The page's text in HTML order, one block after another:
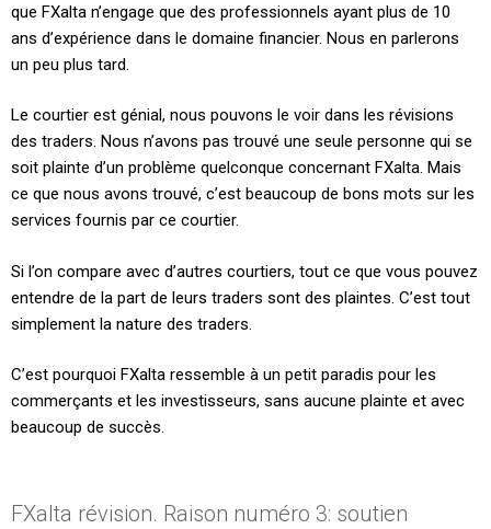
que FXalta n’engage que des professionnels ayant plus de 10
ans d’expérience dans le domaine financier. Nous en parlerons
un peu plus tard.
Le courtier est génial, nous pouvons le voir dans les révisions
des traders. Nous n’avons pas trouvé une seule personne qui se
soit plainte d’un problème quelconque concernant FXalta. Mais
ce que nous avons trouvé, c’est beaucoup de bons mots sur les
services fournis par ce courtier.
Si l’on compare avec d’autres courtiers, tout ce que vous pouvez
entendre de la part de leurs traders sont des plaintes. C’est tout
simplement la nature des traders.
C’est pourquoi FXalta ressemble à un petit paradis pour les
commerçants et les investisseurs, sans aucune plainte et avec
beaucoup de succès.
FXalta révision. Raison numéro 3: soutien